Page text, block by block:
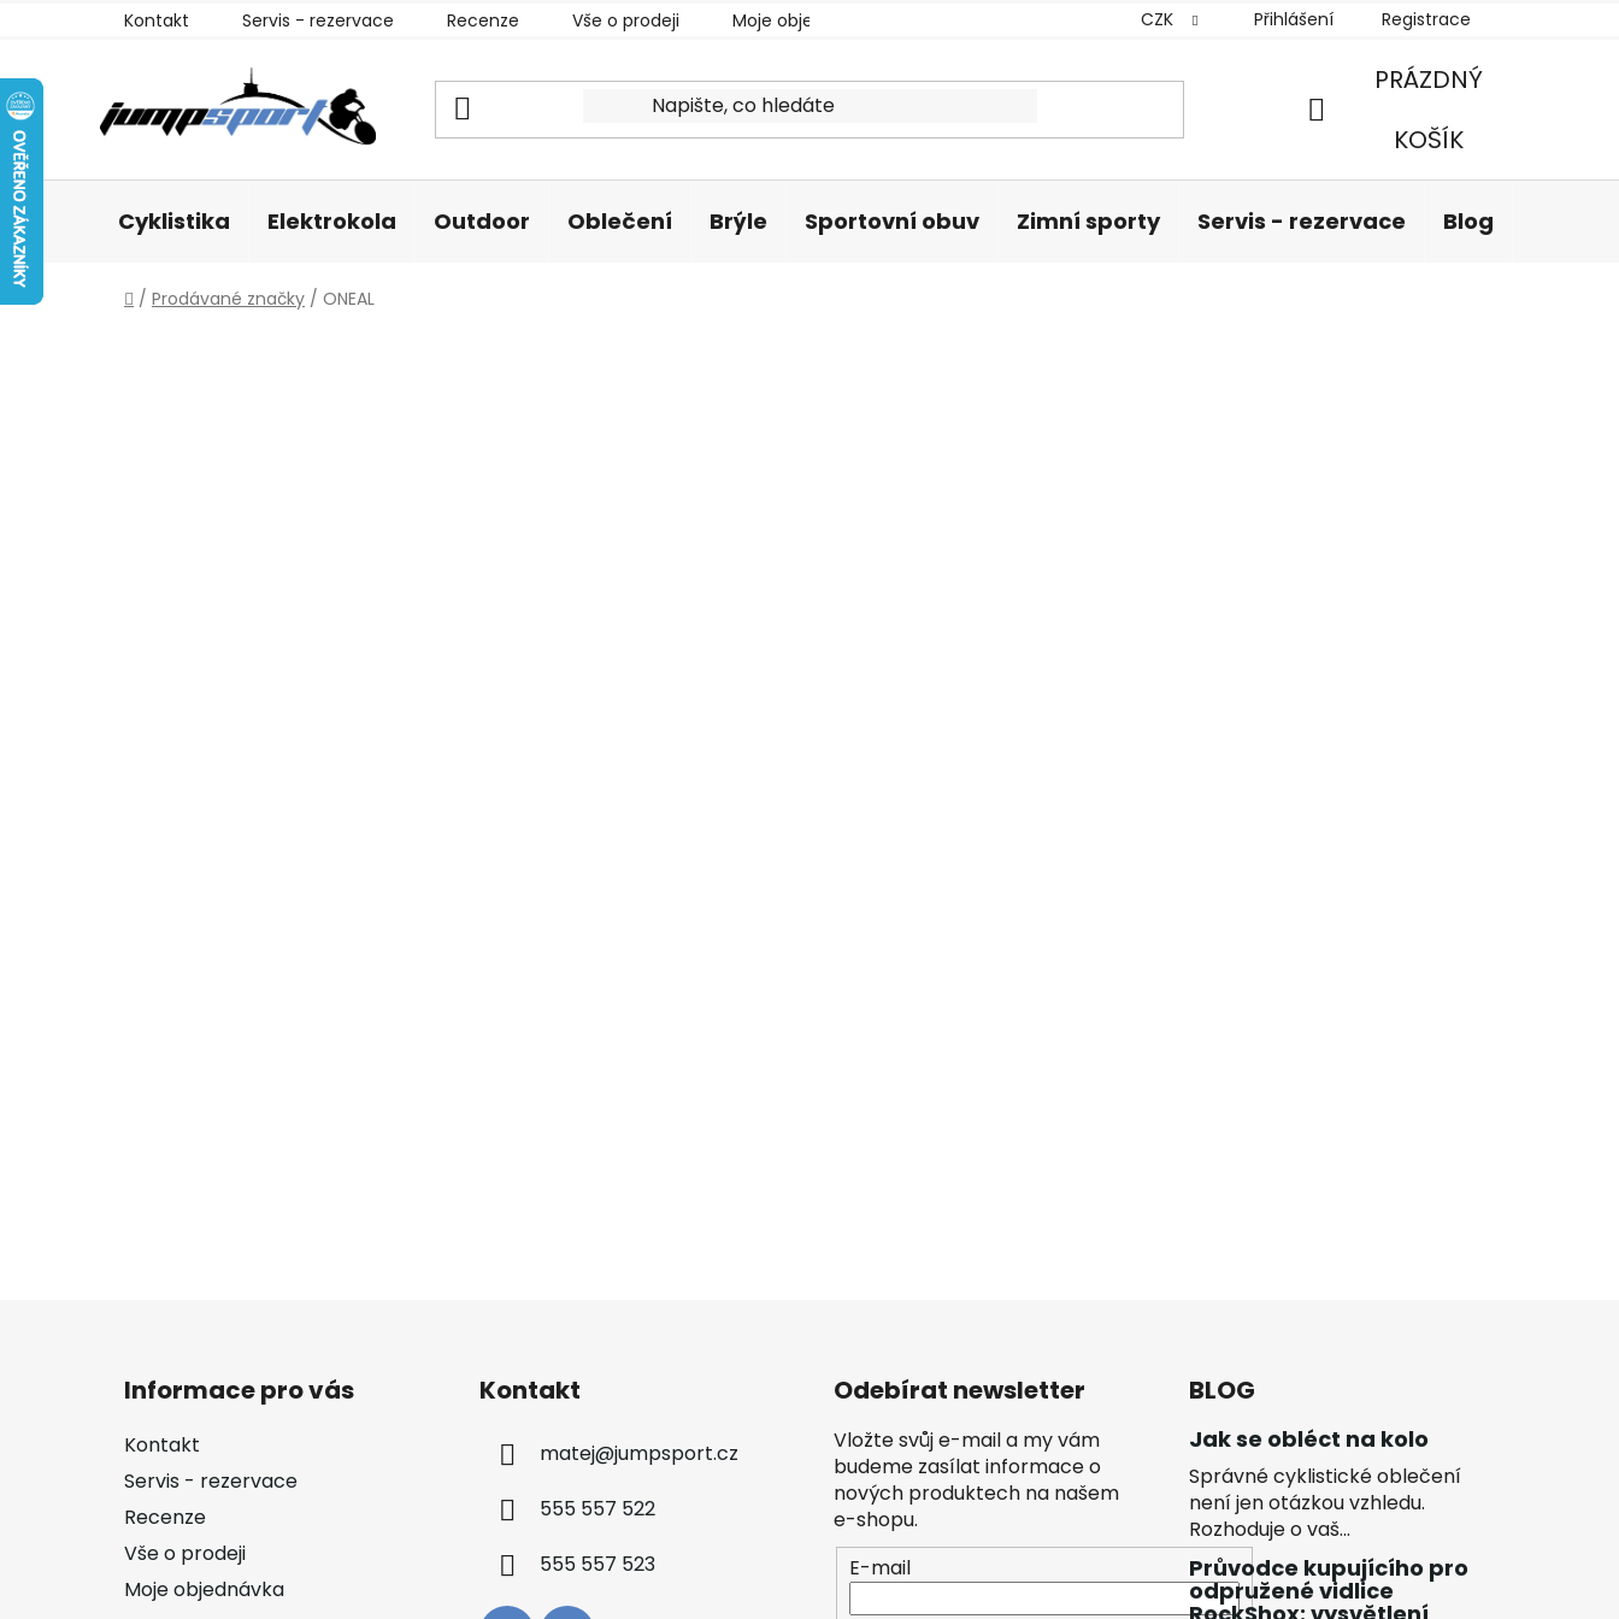
Kontakt Servis - rezervace Recenze Vše o prodeji Moje objednávka CZK Přihlášení Registrace
NÁKUPNÍ
PRÁZDNÝ
KOŠÍK
Cyklistika Elektrokola Outdoor Oblečení Brýle Sportovní obuv Zimní sporty Servis - rezervace Blog
Domů
/ Prodávané značky / ONEAL
Informace pro vás
Kontakt
Servis - rezervace
Recenze
Vše o prodeji
Moje objednávka
Kontakt
matej@jumpsport.cz
555 557 522
555 557 523
Odebírat newsletter
Vložte svůj e-mail a my vám
budeme zasílat informace o
nových produktech na našem
e-shopu.
E-mail
BLOG
Jak se obléct na kolo
Správné cyklistické oblečení
není jen otázkou vzhledu.
Rozhoduje o vaš...
Průvodce kupujícího pro
odpružené vidlice